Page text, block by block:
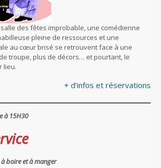
des fêtes improbable, une comédienne
pleine de ressources et une
au cœur brisé se retrouvent face à une
troupe, plus de décors… et pourtant, le
lieu.
+ d’infos et réservations
à 15H30
boire et à manger